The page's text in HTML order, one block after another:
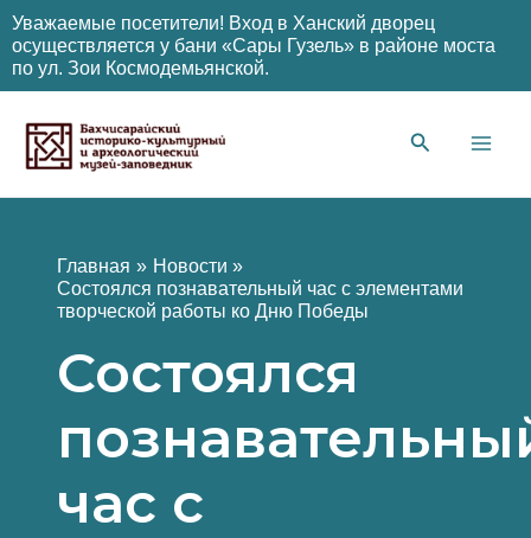
Уважаемые посетители! Вход в Ханский дворец
осуществляется у бани «Сары Гузель» в районе моста
по ул. Зои Космодемьянской.
содержимому
Главная
Новости
Состоялся познавательный час с элементами
творческой работы ко Дню Победы
Состоялся
час с